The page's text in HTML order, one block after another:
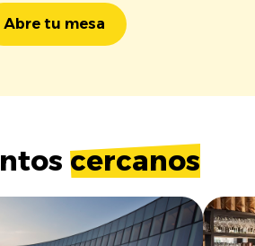
Abre tu mesa
cercanos